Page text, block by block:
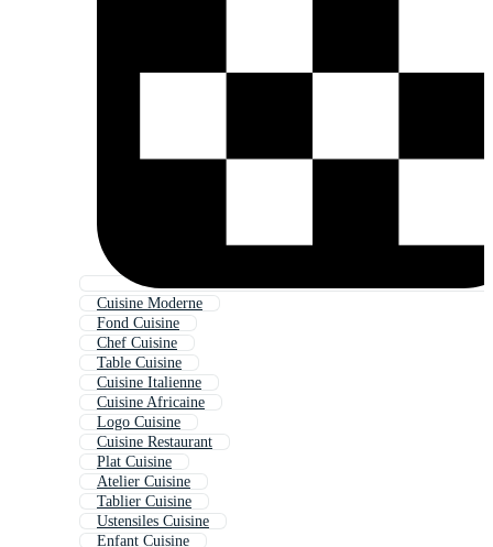
Cuisine Moderne
Fond Cuisine
Chef Cuisine
Table Cuisine
Cuisine Italienne
Cuisine Africaine
Logo Cuisine
Cuisine Restaurant
Plat Cuisine
Atelier Cuisine
Tablier Cuisine
Ustensiles Cuisine
Enfant Cuisine